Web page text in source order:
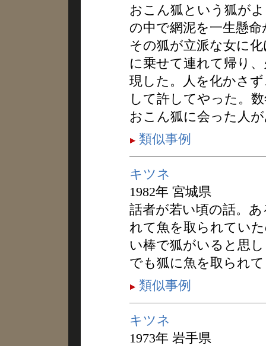
おこん狐という狐が
の中で網泥を一生懸
その狐が立派な女に
に乗せて連れて帰り
現した。人を化かさ
して許してやった。
おこん狐に会った人
類似事例
キツネ
1982年 宮城県
話者が若い頃の話。
れて魚を取られてい
い棒で狐がいると思
でも狐に魚を取られ
類似事例
キツネ
1973年 岩手県